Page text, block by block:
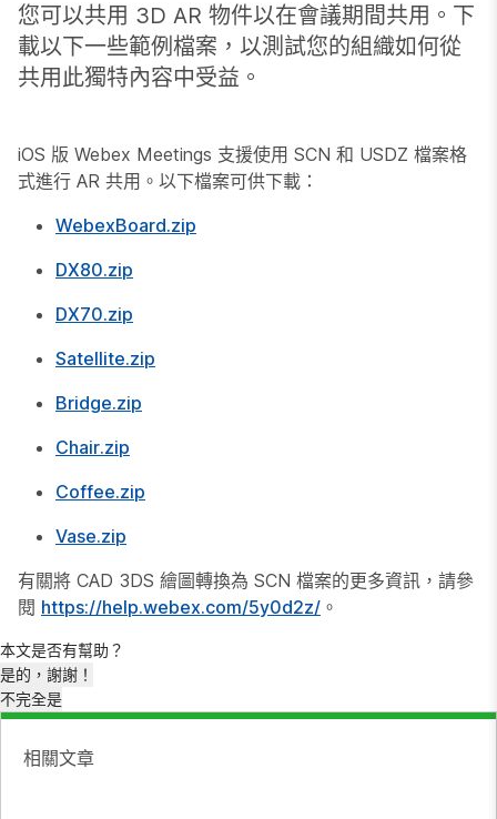
您可以共用 3D AR 物件以在會議期間共用。下
載以下一些範例檔案，以測試您的組織如何從
共用此獨特內容中受益。
iOS 版 Webex Meetings 支援使用 SCN 和 USDZ 檔案格
式進行 AR 共用。以下檔案可供下載：
WebexBoard.zip
DX80.zip
DX70.zip
Satellite.zip
Bridge.zip
Chair.zip
Coffee.zip
Vase.zip
有關將 CAD 3DS 繪圖轉換為 SCN 檔案的更多資訊，請參
閱 https://help.webex.com/5y0d2z/ 。
本文是否有幫助？
是的，謝謝！
不完全是
相關文章